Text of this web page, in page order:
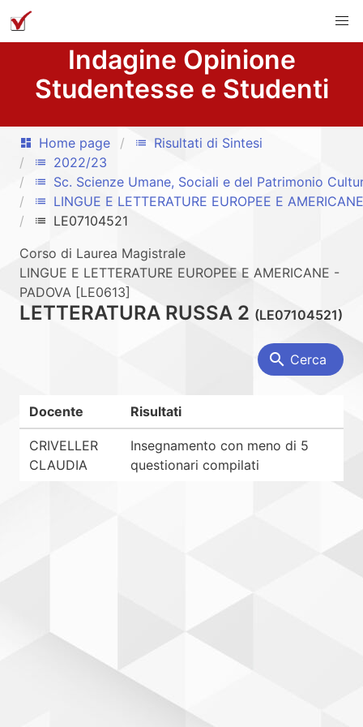
Indagine Opinione
Studentesse e Studenti
dashboard Home page list Risultati di Sintesi
list 2022/23
list Sc. Scienze Umane, Sociali e del Patrimonio
list LINGUE E LETTERATURE EUROPEE E
list
LE07104521
Corso di Laurea Magistrale
LINGUE E LETTERATURE EUROPEE E AMERICANE -
PADOVA [LE0613]
LETTERATURA RUSSA 2 (LE07104521)
search Cerca
Docente Risultati
CRIVELLER
CLAUDIA
Insegnamento con meno di 5
questionari compilati